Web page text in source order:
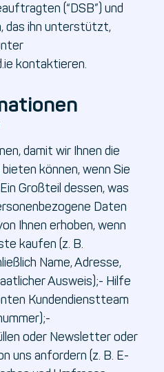
(“DSB”) und
das ihn unterstützt,
kontaktieren.
damit wir Ihnen die
können, wenn Sie
Großteil dessen, was
Daten
Ihnen erhoben, wenn
kaufen (z. B.
Name, Adresse,
Ausweis);- Hilfe
Kundendienstteam
oder Newsletter oder
uns anfordern (z. B. E-